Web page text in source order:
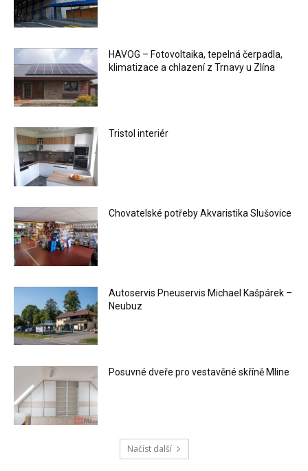
HAVOG – Fotovoltaika, tepelná čerpadla,
klimatizace a chlazení z Trnavy u Zlína
Tristol interiér
Chovatelské potřeby Akvaristika Slušovice
Autoservis Pneuservis Michael Kašpárek –
Neubuz
Posuvné dveře pro vestavěné skříně Mline
Načíst další